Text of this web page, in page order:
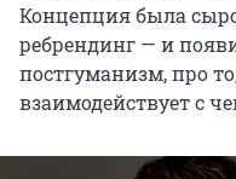
Концепция была
ребрендинг — и
постгуманизм, про
взаимодействует с